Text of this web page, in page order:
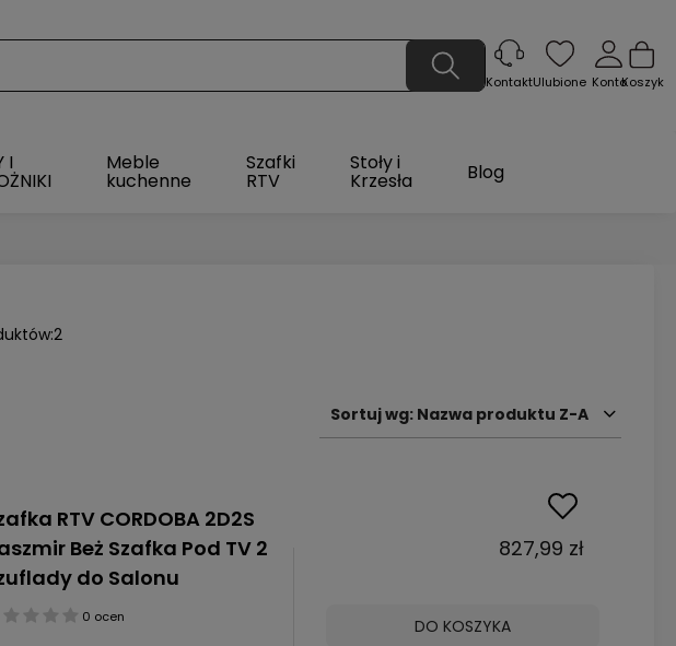
Koszyk
Konto
Ulubione
Kontakt
I Meble
kuchenne
Szafki
RTV
Stoły i
Krzesła Blog
2
Sortuj wg: Nazwa produktu Z-A
RTV CORDOBA 2D2S
Beż Szafka Pod TV 2
do Salonu
0 ocen
827,99 zł
DO KOSZYKA